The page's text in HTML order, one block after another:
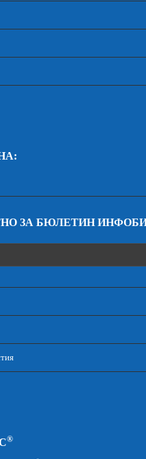
ЗА БЮЛЕТИН
®